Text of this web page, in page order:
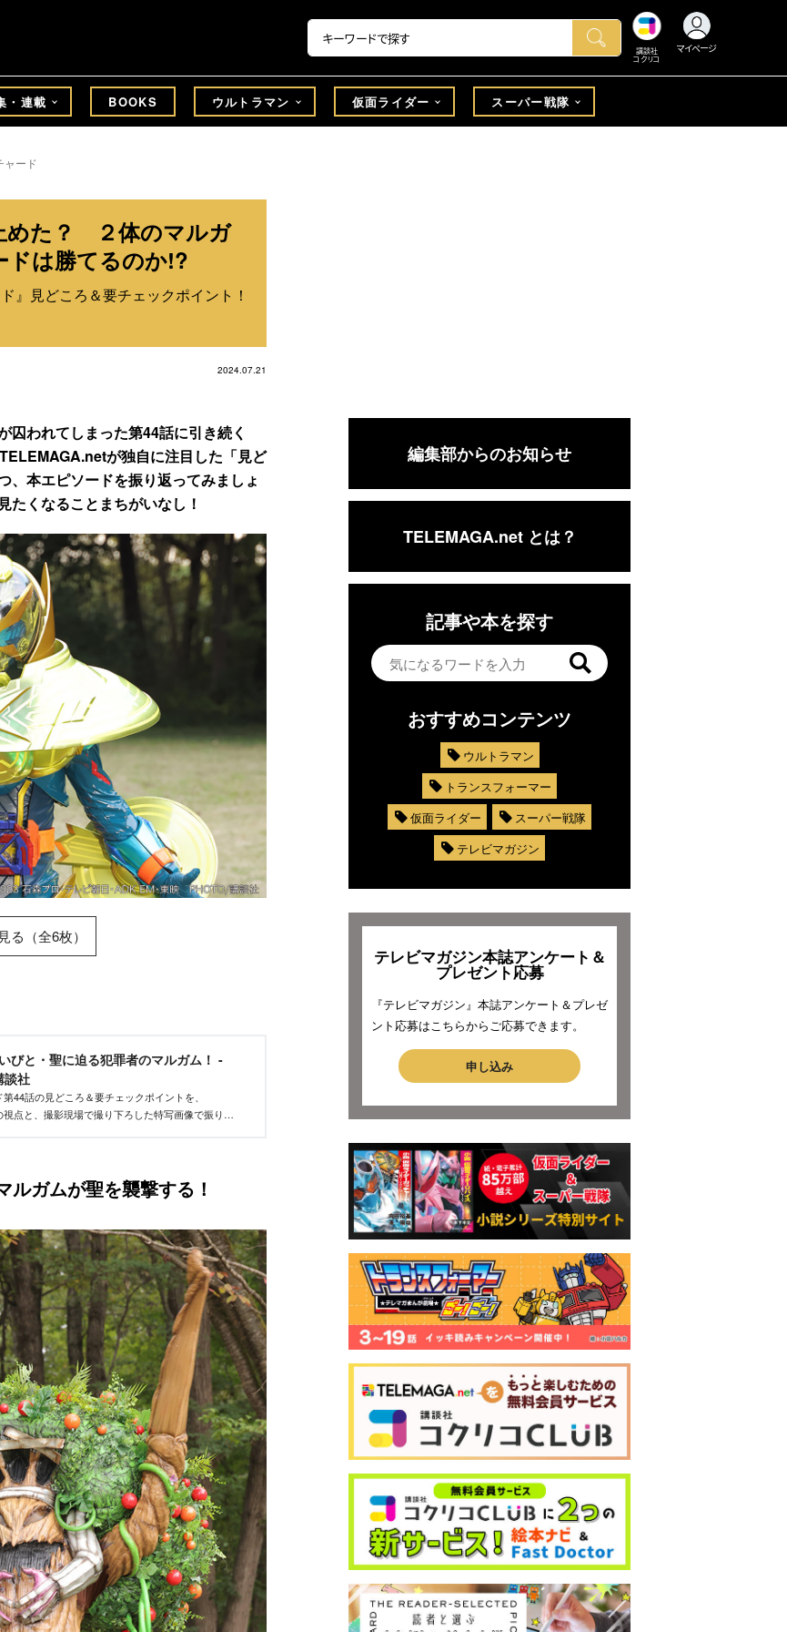
講談社
コクリコ
マイページ
・連載 BOOKS ウルトラマン 仮面ライダー スーパー戦隊
ャード
めた？ ２体のマルガ
ドは勝てるのか!?
』見どころ＆要チェックポイント！
2024.07.21
囚われてしまった第44話に引き続く
が独自に注目した「見ど
、本エピソードを振り返ってみましょ
たくなることまちがいなし！
る（全6枚）
と・聖に迫る犯罪者のマルガム！ -
社
44話の見どころ＆要チェックポイントを、
点と、撮影現場で撮り下ろした特写画像で振り返
ルガムが聖を襲撃する！
編集部からのお知らせ
TELEMAGA.net とは？
記事や本を探す
おすすめコンテンツ
ウルトラマン
トランスフォーマー
仮面ライダー
スーパー戦隊
テレビマガジン
テレビマガジン本誌アンケート＆
プレゼント応募
『テレビマガジン』本誌アンケート＆プレゼ
ント応募はこちらからご応募できます。
申し込み